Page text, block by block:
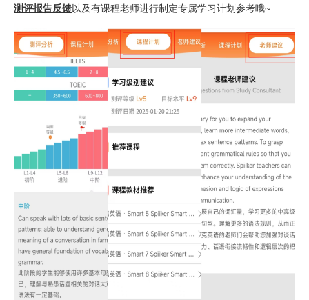
测评报告反馈以及有课程老师进行制定专属学习计划参考哦~